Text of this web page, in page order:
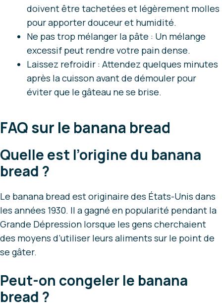
doivent être tachetées et légèrement molles
pour apporter douceur et humidité.
Ne pas trop mélanger la pâte : Un mélange
excessif peut rendre votre pain dense.
Laissez refroidir : Attendez quelques minutes
après la cuisson avant de démouler pour
éviter que le gâteau ne se brise.
FAQ sur le banana bread
Quelle est l’origine du banana
bread ?
Le banana bread est originaire des États-Unis dans
les années 1930. Il a gagné en popularité pendant la
Grande Dépression lorsque les gens cherchaient
des moyens d’utiliser leurs aliments sur le point de
se gâter.
Peut-on congeler le banana
bread ?